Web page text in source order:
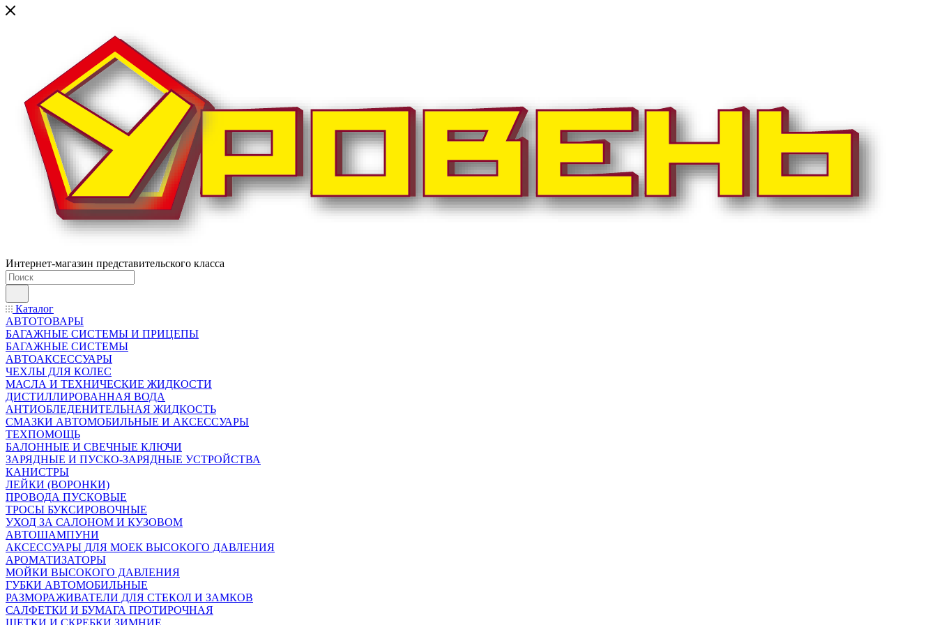
Интернет-магазин представительского класса
Каталог
АВТОТОВАРЫ
БАГАЖНЫЕ СИСТЕМЫ И ПРИЦЕПЫ
БАГАЖНЫЕ СИСТЕМЫ
АВТОАКСЕССУАРЫ
ЧЕХЛЫ ДЛЯ КОЛЕС
МАСЛА И ТЕХНИЧЕСКИЕ ЖИДКОСТИ
ДИСТИЛЛИРОВАННАЯ ВОДА
АНТИОБЛЕДЕНИТЕЛЬНАЯ ЖИДКОСТЬ
СМАЗКИ АВТОМОБИЛЬНЫЕ И АКСЕССУАРЫ
ТЕХПОМОЩЬ
БАЛОННЫЕ И СВЕЧНЫЕ КЛЮЧИ
ЗАРЯДНЫЕ И ПУСКО-ЗАРЯДНЫЕ УСТРОЙСТВА
КАНИСТРЫ
ЛЕЙКИ (ВОРОНКИ)
ПРОВОДА ПУСКОВЫЕ
ТРОСЫ БУКСИРОВОЧНЫЕ
УХОД ЗА САЛОНОМ И КУЗОВОМ
АВТОШАМПУНИ
АКСЕССУАРЫ ДЛЯ МОЕК ВЫСОКОГО ДАВЛЕНИЯ
АРОМАТИЗАТОРЫ
МОЙКИ ВЫСОКОГО ДАВЛЕНИЯ
ГУБКИ АВТОМОБИЛЬНЫЕ
РАЗМОРАЖИВАТЕЛИ ДЛЯ СТЕКОЛ И ЗАМКОВ
САЛФЕТКИ И БУМАГА ПРОТИРОЧНАЯ
ЩЕТКИ И СКРЕБКИ ЗИМНИЕ